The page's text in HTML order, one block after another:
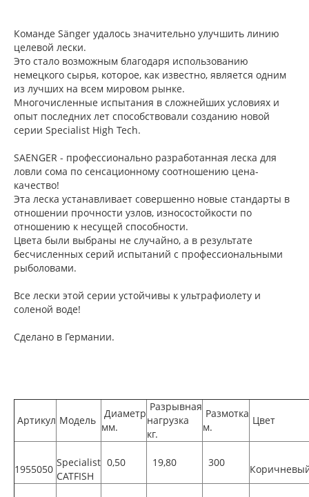
Команде Sänger удалось значительно улучшить линию
целевой лески.
Это стало возможным благодаря использованию
немецкого сырья, которое, как известно, является одним
из лучших на всем мировом рынке.
Многочисленные испытания в сложнейших условиях и
опыт последних лет способствовали созданию новой
серии Specialist High Tech.
SAENGER - профессионально разработанная леска для
ловли сома по сенсационному соотношению цена-
качество!
Эта леска устанавливает совершенно новые стандарты в
отношении прочности узлов, износостойкости по
отношению к несущей способности.
Цвета были выбраны не случайно, а в результате
бесчисленных серий испытаний с профессиональными
рыболовами.
Все лески этой серии устойчивы к ультрафиолету и
соленой воде!
Сделано в Германии.
Артикул Модель
Диаметр
мм.
Разрывная
нагрузка
кг.
Размотка
м.
Цвет
1955050
Specialist
CATFISH
0,50 19,80 300